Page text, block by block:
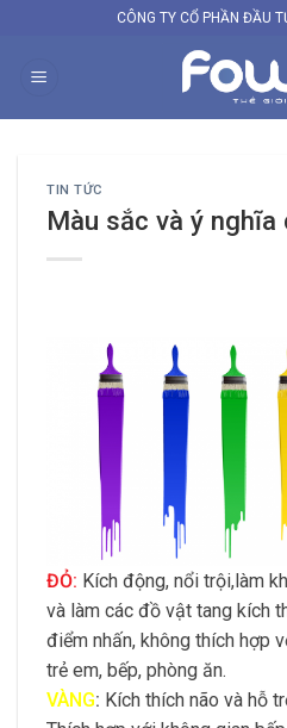
content
CÔNG TY CỔ PHẦN ĐẦU
TIN TỨC
Màu sắc và ý nghĩa
ĐỎ: Kích động, nổi trội,làm
và làm các đồ vật tang kích
điểm nhấn, không thích hợp
trẻ em, bếp, phòng ăn.
VÀNG: Kích thích não và hỗ